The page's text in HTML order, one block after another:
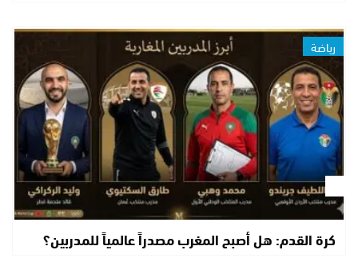
رياضة
كرة القدم: هل أصبح المغرب مصدراً عالمياً للمدربين؟